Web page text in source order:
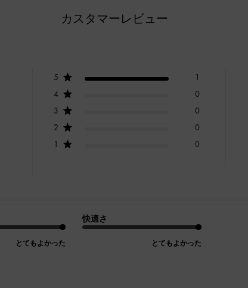
カスタマーレビュー
5
1
4
0
3
0
2
0
1
0
とてもよかった
快適さ
とてもよかった